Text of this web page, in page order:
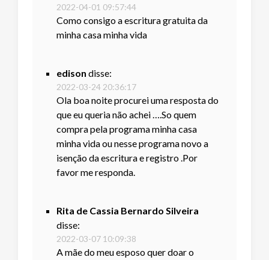
2022-04-01 09:57:44
Como consigo a escritura gratuita da
minha casa minha vida
edison disse:
2022-03-24 20:36:17
Ola boa noite procurei uma resposta do
que eu queria não achei ….So quem
compra pela programa minha casa
minha vida ou nesse programa novo a
isenção da escritura e registro .Por
favor me responda.
Rita de Cassia Bernardo Silveira
disse:
2022-03-07 10:09:38
A mãe do meu esposo quer doar o